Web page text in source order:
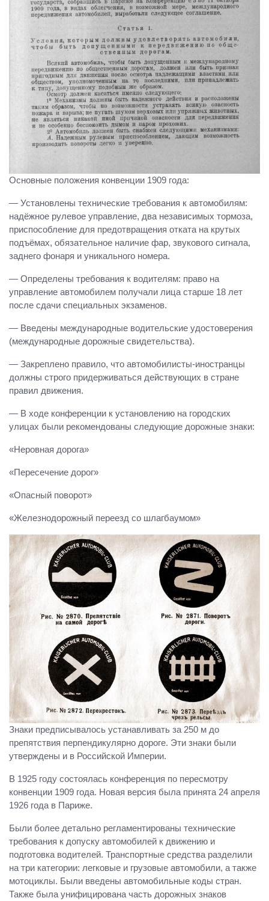
Основные положения конвенции 1909 года:
— Установлены технические требования к автомобилям:
надёжное рулевое управление, два независимых тормоза,
приспособление для предотвращения отката на крутых
подъёмах, обязательное наличие фар, звукового сигнала,
заднего фонаря и уникального номера.
— Определены требования к водителям: право на
управление автомобилем получали лица старше 18 лет
после сдачи специальных экзаменов.
— Введены международные водительские удостоверения
(международные дорожные свидетельства).
— Закреплено правило, что автомобилисты-иностранцы
должны строго придерживаться действующих в стране
правил движения.
— В ходе конференции к установлению на городских
улицах были рекомендованы следующие дорожные знаки:
«Неровная дорога»
«Пересечение дорог»
«Опасный поворот»
«Железнодорожный переезд со шлагбаумом»
Знаки предписывалось устанавливать за 250 м до
препятствия перпендикулярно дороге. Эти знаки были
утверждены и в Российской Империи.
В 1925 году состоялась конференция по пересмотру
конвенции 1909 года. Новая версия была принята 24 апреля
1926 года в Париже.
Были более детально регламентированы технические
требования к допуску автомобилей к движению и
подготовка водителей. Транспортные средства разделили
на три категории: легковые и грузовые автомобили, а также
мотоциклы. Были введены автомобильные коды стран.
Также была унифицирована часть дорожных знаков